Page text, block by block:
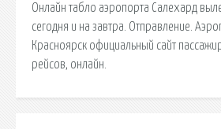
Онлайн табло аэропорта Салехард
сегодня и на завтра. Отправление.
Красноярск официальный сайт
рейсов, онлайн.